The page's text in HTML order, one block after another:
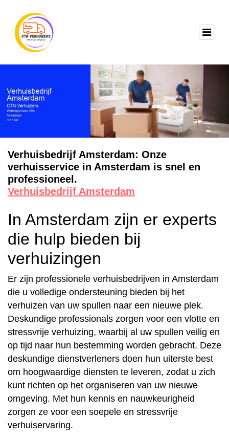
Verhuisbedrijf Amsterdam: Onze
verhuisservice in Amsterdam is snel en
professioneel.
Verhuisbedrijf Amsterdam
In Amsterdam zijn er experts
die hulp bieden bij
verhuizingen
Er zijn professionele verhuisbedrijven in Amsterdam
die u volledige ondersteuning bieden bij het
verhuizen van uw spullen naar een nieuwe plek.
Deskundige professionals zorgen voor een vlotte en
stressvrije verhuizing, waarbij al uw spullen veilig en
op tijd naar hun bestemming worden gebracht. Deze
deskundige dienstverleners doen hun uiterste best
om hoogwaardige diensten te leveren, zodat u zich
kunt richten op het organiseren van uw nieuwe
omgeving. Met hun kennis en nauwkeurigheid
zorgen ze voor een soepele en stressvrije
verhuiservaring.